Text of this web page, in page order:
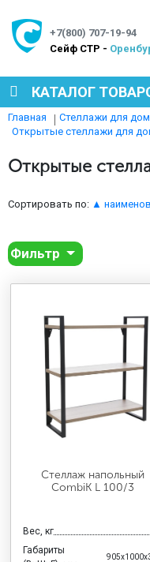
+7(800) 707-19-94
Cейф СТР -
КАТАЛОГ
СЕЙФЫ
СИСТЕМЫ
ОФИСНАЯ
МЕБЕЛЬ ДЛЯ
Главная
Стеллажи для
Открытые стеллажи для
Открытые
Сортировать по: ▲
Фильтр
Стеллаж напольный
CombiK L 100/3
Вес, кг
Габариты